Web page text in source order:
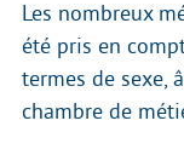
Les nombreux
été pris en
termes de sexe,
chambre de